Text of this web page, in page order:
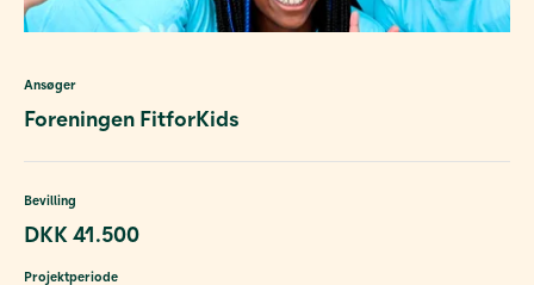
Ansøger
Foreningen FitforKids
Bevilling
DKK 41.500
Projektperiode